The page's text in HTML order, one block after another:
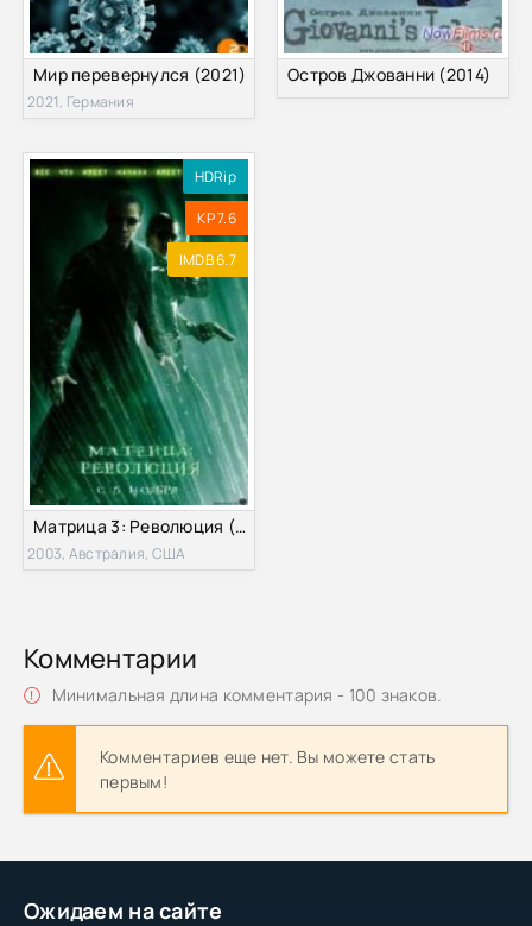
Ожидаем на сайте
Мир перевернулся (2021)
2021, Германия
Остров Джованни (2014)
HDRip
KP 7.6
IMDB 6.7
Матрица 3: Революция (2003)
2003, Австралия, США
Комментарии
Минимальная длина комментария - 100 знаков.
Комментариев еще нет. Вы можете стать
первым!